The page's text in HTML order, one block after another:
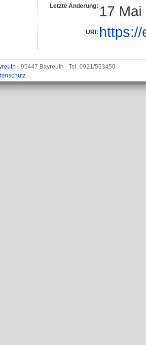
Letzte Änderung: 17
URI:
- 95447 Bayreuth - Tel. 0921/553450